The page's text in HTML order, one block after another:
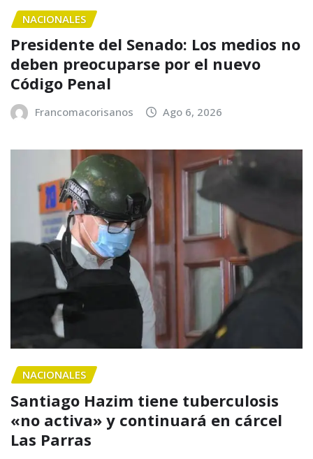
NACIONALES
Presidente del Senado: Los medios no
deben preocuparse por el nuevo
Código Penal
Francomacorisanos Ago 6, 2026
NACIONALES
Santiago Hazim tiene tuberculosis
«no activa» y continuará en cárcel
Las Parras